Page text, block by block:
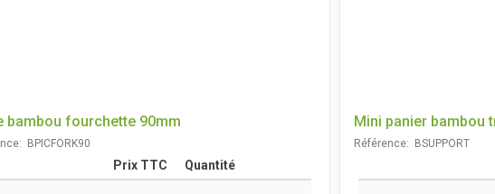
bambou fourchette 90mm
BPICFORK90
Prix TTC Quantité
Mini panier bambou
Référence: BSUPPORT